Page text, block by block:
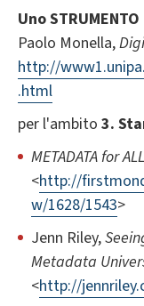
Uno
Paolo Monella,
http://
.html
per l'ambito 3.
METADATA for ALL
<http://
w/1628/1543>
Jenn Riley,
Metadata
<http://